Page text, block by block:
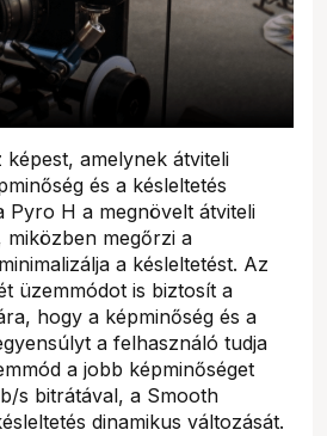
amelynek átviteli
és a késleltetés
Pyro H a megnövelt átviteli
miközben megőrzi a
a késleltetést. Az
üzemmódot is biztosít a
hogy a képminőség és a
a felhasználó tudja
a jobb képminőséget
s bitrátával, a Smooth
dinamikus változását.